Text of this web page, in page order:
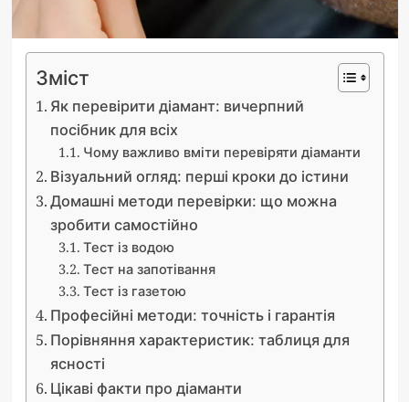
Зміст
Як перевірити діамант: вичерпний
посібник для всіх
Чому важливо вміти перевіряти діаманти
Візуальний огляд: перші кроки до істини
Домашні методи перевірки: що можна
зробити самостійно
Тест із водою
Тест на запотівання
Тест із газетою
Професійні методи: точність і гарантія
Порівняння характеристик: таблиця для
ясності
Цікаві факти про діаманти